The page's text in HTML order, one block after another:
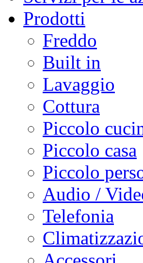
Prodotti
Freddo
Built in
Lavaggio
Cottura
Piccolo
Piccolo casa
Piccolo
Audio /
Telefonia